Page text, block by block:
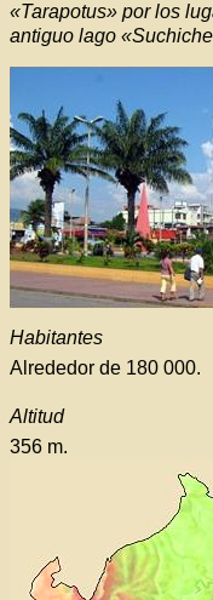
«Tarapotus» por los
antiguo lago
Habitantes
Alrededor de 180 000.
Altitud
356 m.